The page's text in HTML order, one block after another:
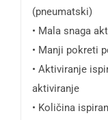
(pneumatski)
• Mala snaga
• Manji pokreti
• Aktiviranje
aktiviranje
• Količina